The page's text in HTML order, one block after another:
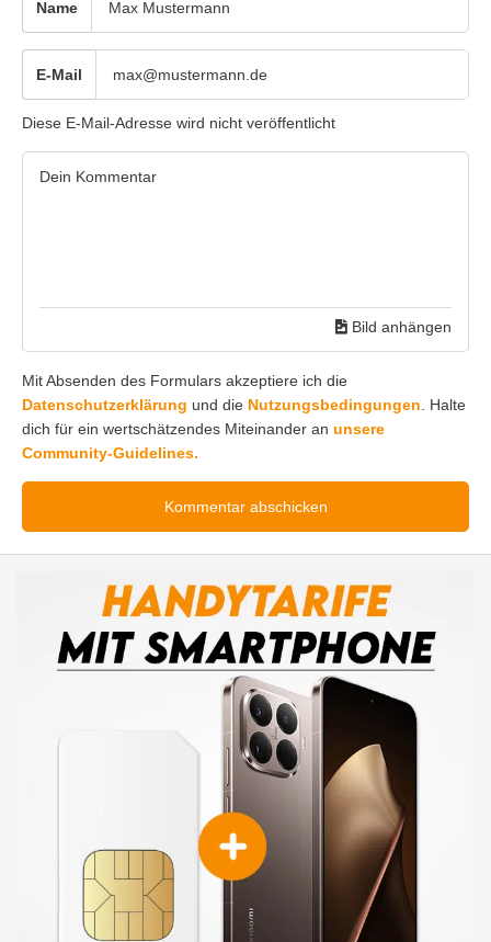
Name
E-Mail
Diese E-Mail-Adresse wird nicht veröffentlicht
Bild anhängen
Mit Absenden des Formulars akzeptiere ich die
Datenschutzerklärung und die Nutzungsbedingungen . Halte
dich für ein wertschätzendes Miteinander an unsere
Community-Guidelines.